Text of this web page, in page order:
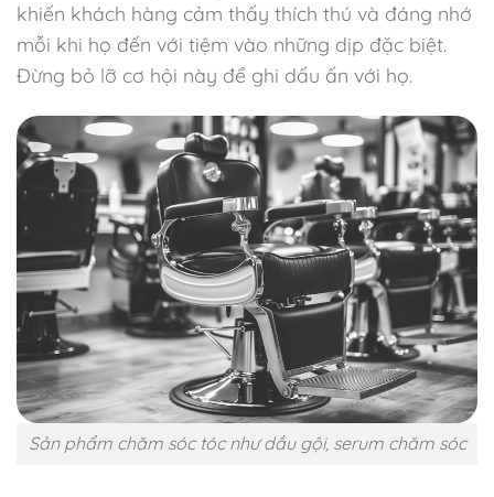
khiến khách hàng cảm thấy thích thú và đáng nhớ
mỗi khi họ đến với tiệm vào những dịp đặc biệt.
Đừng bỏ lỡ cơ hội này để ghi dấu ấn với họ.
Sản phẩm chăm sóc tóc như dầu gội, serum chăm sóc